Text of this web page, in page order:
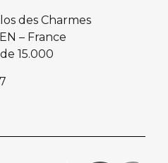
des Charmes
– France
15.000